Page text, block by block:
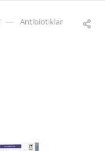
— Antibiotiklar